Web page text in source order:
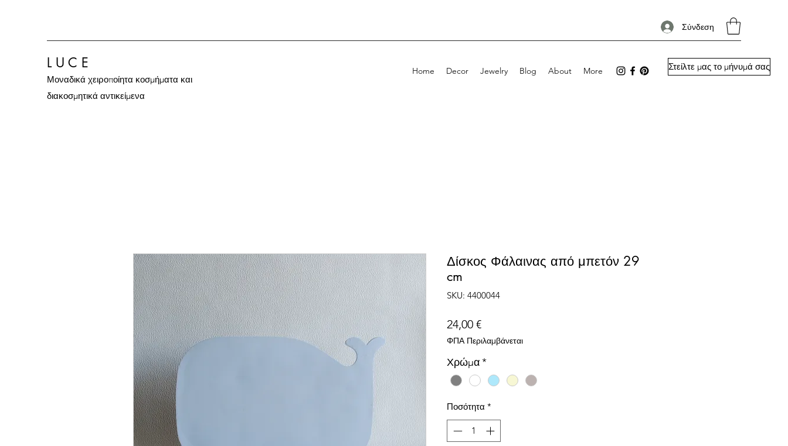
Σύνδεση
L U C E
Μοναδικά χειροποίητα κοσμήματα και
διακοσμητικά αντικείμενα
Home Decor Jewelry Blog About More Στείλτε μας το μήνυμά σας
Δίσκος Φάλαινας από μπετόν 29
cm
SKU: 4400044
24,00 €Τιμή
ΦΠΑ Περιλαμβάνεται
Χρώμα*
Ποσότητα *